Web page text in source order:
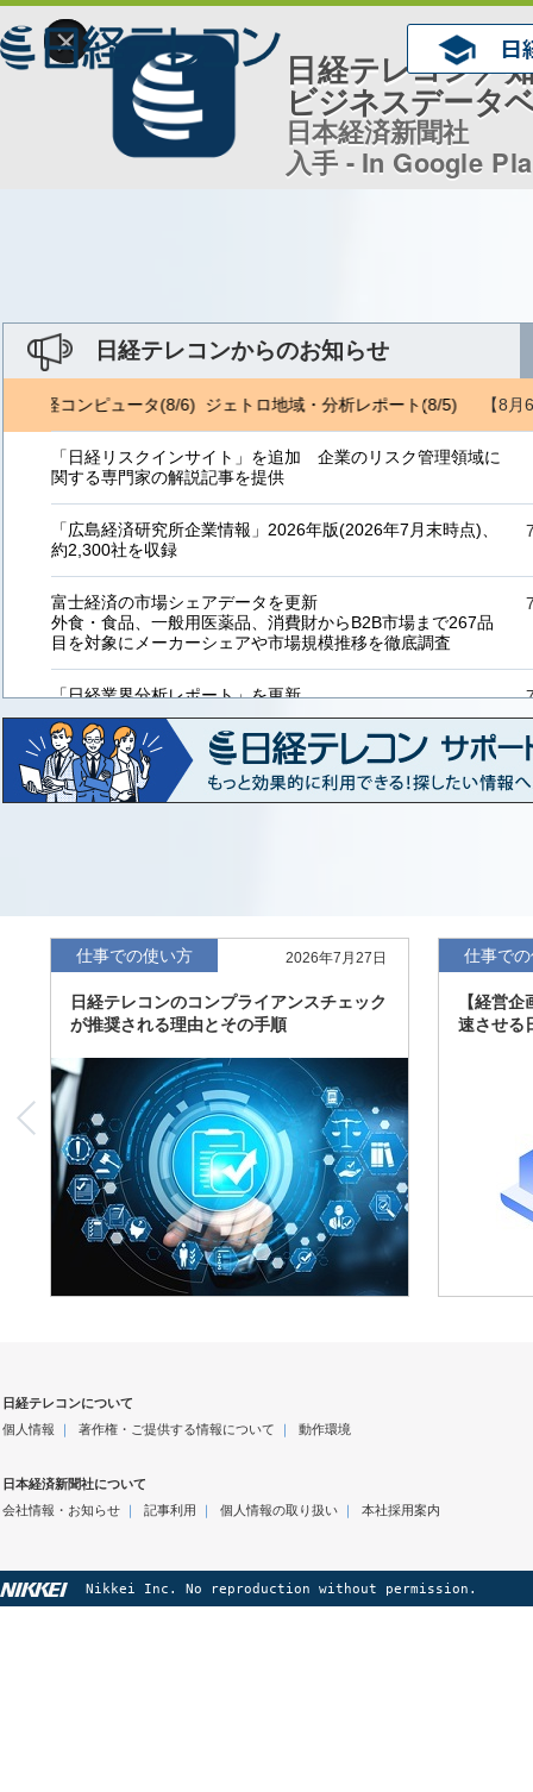
×
日経テレコン／
ビジネスデータ
日本経済新聞社
入手 - In Google
日経テレコンからのお知らせ
【8
日経コンピュータ(8/6) ジェトロ地域・分析レポート(8/5) NRI
「日経リスクインサイト」を追加 企業のリスク管理領域に
関する専門家の解説記事を提供
「広島経済研究所企業情報」2026年版(2026年7月末時点)、
約2,300社を収録
富士経済の市場シェアデータを更新
外食・食品、一般用医薬品、消費財からB2B市場まで267品
目を対象にメーカーシェアや市場規模推移を徹底調査
「日経業界分析レポート」を更新
「工業用プラスチック製品」「システムインテグレーター」
など20業界の内容を刷新
「東洋経済海外進出企業情報」の2026年版、約3万6千社を
収録
「日経POS情報マーケットレポート」の最新版、10～3月実
績の市場動向を速報
度の予想を実施
仕事での使い方 2026年7月27日
日経テレコンのコンプライアンスチェック
が推奨される理由とその手順
仕事で
【経営
速させる
日経テレコンについて
個人情報 ｜ 著作権・ご提供する情報について ｜ 動作環境
日本経済新聞社について
会社情報・お知らせ｜ 記事利用 ｜ 個人情報の取り扱い｜ 本社採用案内
Nikkei Inc. No reproduction without permission.